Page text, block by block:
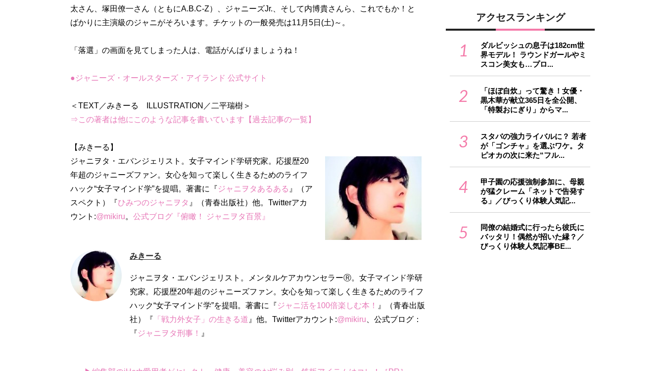
太さん、塚田僚一さん（ともにA.B.C-Z）、ジャニーズJr.、そして内博貴さんら、これでもか！と
ばかりに主演級のジャニがそろいます。チケットの一般発売は11月5日(土)～。
「落選」の画面を見てしまった人は、電話がんばりましょうね！
●ジャニーズ・オールスターズ・アイランド 公式サイト
⇒この著者は他にこのような記事を書いています【過去記事の一覧】
ジャニヲタ・エバンジェリスト。女子マインド学研究家。応援歴20
年超のジャニーズファン。女心を知って楽しく生きるためのライフ
ハック“女子マインド学”を提唱。著書に『ジャニヲタあるある 』（ア
スペクト）『ひみつのジャニヲタ 』（青春出版社）他。Twitterアカ
ウント:@mikiru。 公式ブログ『俯瞰！ ジャニヲタ百景』
みきーる
ジャニヲタ・エバンジェリスト。メンタルケアカウンセラーⓇ。女子マインド学研
究家。応援歴20年超のジャニーズファン。女心を知って楽しく生きるためのライフ
ハック“女子マインド学”を提唱。著書に『ジャニ活を100倍楽しむ本！
』（青春出版
社）『 「戦力外女子」の生きる道 』他。Twitterアカウント:@mikiru 、公式ブログ：
『ジャニヲタ刑事！ 』
アクセスランキング
1
ダルビッシュの息子は182cm世
界モデル！ ラウンドガールやミ
スコン美女も…プロ...
2
「ほぼ自炊」って驚き！女優・
黒木華が献立365日を全公開、
「特製おにぎり」からマ...
3
スタバの強力ライバルに？ 若者
が「ゴンチャ」を選ぶワケ。タ
ピオカの次に来た“フル...
4
甲子園の応援強制参加に、母親
が猛クレーム「ネットで告発す
る」／びっくり体験人気記...
5
同僚の結婚式に行ったら彼氏に
バッタリ！偶然が招いた縁？／
びっくり体験人気記事BE...